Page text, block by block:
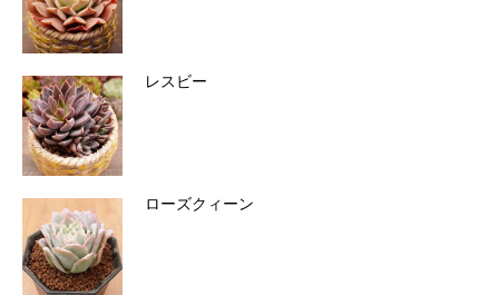
レスビー
ローズクィーン